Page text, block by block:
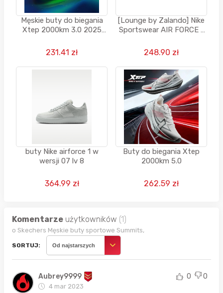
Męskie buty do biegania
Xtep 2000km 3.0 2025
231.41 zł
[Lounge by Zalando] Nike
Sportswear AIR FORCE 1
- beżowy
248.90 zł
buty Nike airforce 1 w
wersji 07 lv 8
364.99 zł
Buty do biegania Xtep
2000km 5.0
262.59 zł
Komentarze użytkowników (1)
o Skechers Męskie buty sportowe Summits,
SORTUJ: Od najstarszych
Aubrey9999
4 mar 2023
0 0